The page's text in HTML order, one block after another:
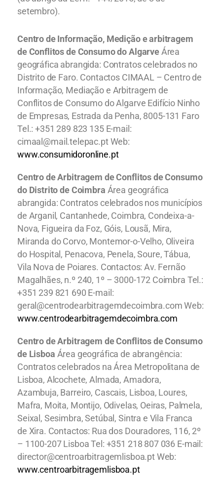
setembro).
Centro de Informação, Medição e arbitragem
de Conflitos de Consumo do AlgarveÁrea
geográfica abrangida: Contratos celebrados no
Distrito de Faro. Contactos CIMAAL – Centro de
Informação, Mediação e Arbitragem de
Conflitos de Consumo do Algarve Edifício Ninho
de Empresas, Estrada da Penha, 8005-131 Faro
Tel.: +351 289 823 135 E-mail:
cimaal@mail.telepac.pt Web:
www.consumidoronline.pt
Centro de Arbitragem de Conflitos de Consumo
do Distrito de Coimbra Área geográfica
abrangida: Contratos celebrados nos municípios
de Arganil, Cantanhede, Coimbra, Condeixa-a-
Nova, Figueira da Foz, Góis, Lousã, Mira,
Miranda do Corvo, Montemor-o-Velho, Oliveira
do Hospital, Penacova, Penela, Soure, Tábua,
Vila Nova de Poiares. Contactos: Av. Fernão
Magalhães, n.º 240, 1º – 3000-172 Coimbra Tel.:
+351 239 821 690 E-mail:
geral@centrodearbitragemdecoimbra.com Web:
www.centrodearbitragemdecoimbra.com
Centro de Arbitragem de Conflitos de Consumo
de Lisboa Área geográfica de abrangência:
Contratos celebrados na Área Metropolitana de
Lisboa, Alcochete, Almada, Amadora,
Azambuja, Barreiro, Cascais, Lisboa, Loures,
Mafra, Moita, Montijo, Odivelas, Oeiras, Palmela,
Seixal, Sesimbra, Setúbal, Sintra e Vila Franca
de Xira. Contactos: Rua dos Douradores, 116, 2º
– 1100-207 Lisboa Tel: +351 218 807 036 E-mail:
director@centroarbitragemlisboa.pt Web:
www.centroarbitragemlisboa.pt